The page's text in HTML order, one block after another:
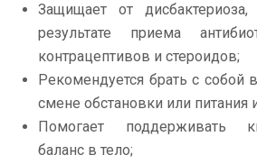
Защищает от
результате приема
контрацептивов и стероидов;
Рекомендуется брать с собой
смене обстановки или питания
Помогает поддерживать
баланс в тело;